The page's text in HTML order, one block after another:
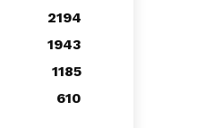
2194
1943
1185
610